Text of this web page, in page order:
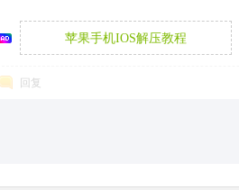
苹果手机IOS解压教程
回复